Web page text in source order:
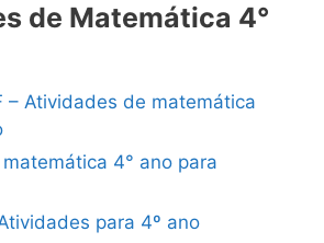
de Matemática 4°
– Atividades de matemática
4° ano para
para 4º ano